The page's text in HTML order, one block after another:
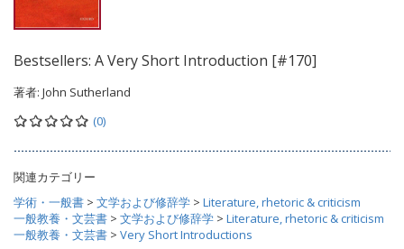
Bestsellers: A Very Short Introduction [#170]
著者: John Sutherland
(0)
関連カテゴリー
学術・一般書 > 文学および修辞学 > Literature, rhetoric & criticism
一般教養・文芸書 > 文学および修辞学 > Literature, rhetoric & criticism
一般教養・文芸書 > Very Short Introductions